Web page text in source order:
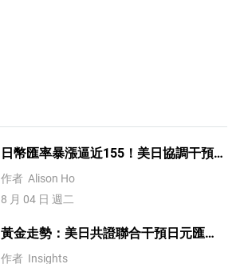
日幣匯率暴漲逼近155！美日協調干預後
，未來上漲還是下跌？
作者 Alison Ho
8 月 04 日 週二
黃金走勢：美日共證聯合干預日元匯
率、美元失守100！金價緣何難漲？
作者 Insights